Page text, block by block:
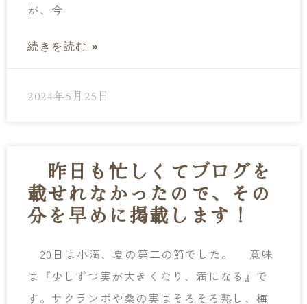
が、今
続きを読む »
2024年5月25日
昨日も忙しくてブログを
載せれなかったので、その
分を早めに掲載します！
20日は小満、夏の第二の節でした。 意味
は『少しずつ実が大きくなり、満になる』で
す。サクランボや桑の実はそろそろ熟し、梅